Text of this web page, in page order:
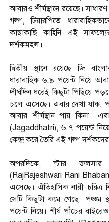
আবারও শীর্ষস্থানে রয়েছে।
গল্প, টিয়ারপিতে
কাছাকাছি কাহিনি এই
দর্শকমহল।
দ্বিতীয় স্থানে রয়েছে জি
ধারাবাহিক ৬.৯ পয়েন্ট নিয়ে
দীর্ঘদিন ধরেই কিছুটা পিছিয়ে
চলে এসেছে। এবার দেখা যাক,
আবার শীর্ষস্থান পায় কিনা।
(Jagaddhatri), ৬.৭ পয়েন্ট
কেন্দ্র করে তৈরি এই গল্প
অপরদিকে, স্টার জলসার
(RajRajeshwari Rani Bhabani)
এসেছে। ঐতিহাসিক নারী চরিত্র
সেটি কিছুটা কমে গেছে। পঞ্চম
পয়েন্ট নিয়ে। শীর্ষ পাঁচের